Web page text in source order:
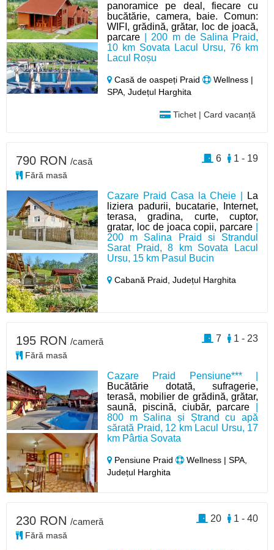
panoramice pe deal, fiecare cu
bucătărie, camera, baie. Comun:
WIFI, grădină, grătar, loc de joacă,
parcare | 200 m de Salina Praid,
10 km Sovata Lacul Ursu, 76 km
Lacul Roșu
Casă de oaspeți Praid
Wellness |
SPA, Județul Harghita
Tichet | Card vacanță
Cazare Praid Casa la Cheie |
La
liziera padurii, bucatarie, Internet,
terasa, gradina, curte, cuptor,
gratar, loc de joaca copii, parcare
200 m Salina Praid si Strandul
Sarat Praid, 8 km Sovata Lacul
Ursu, 15 km Pasul Bucin
Cabană Praid,Județul Harghita
790 RON /casă
Fără masă
1 - 19
6
Cazare Praid Pensiune*** |
Bucătărie dotată, sufragerie,
terasă, mobilier de grădină, grătar,
saună, piscină, ciubăr, parcare
800 m Salina și Ștrand cu apă
sărată Praid, 12 km Lacul Ursu, 17
km Pârtia Sovata
Pensiune Praid
Wellness | SPA,
Județul Harghita
195 RON /cameră
Fără masă
1 - 23
7
230 RON /cameră
Fără masă
1 - 40
20